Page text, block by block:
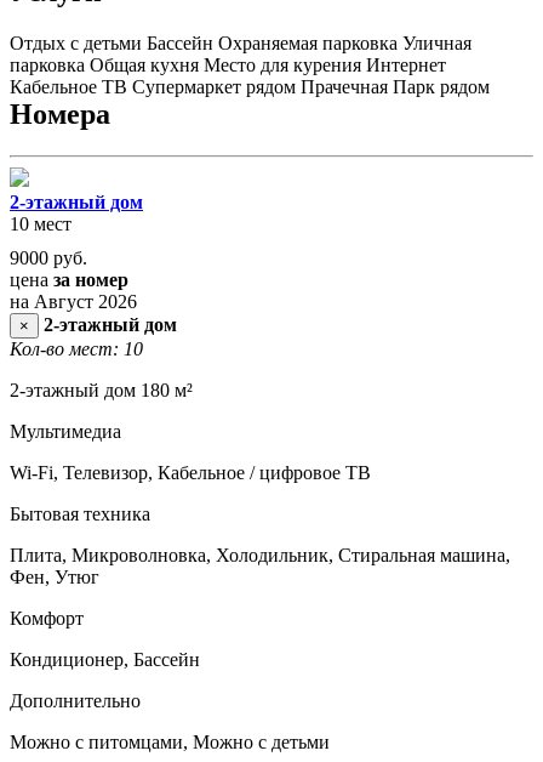
Отдых с детьми Бассейн Охраняемая парковка Уличная
парковка Общая кухня Место для курения Интернет
Кабельное ТВ Супермаркет рядом Прачечная Парк рядом
Номера
2-этажный дом
10 мест
9000 руб.
цена за номер
на Август 2026
×
2-этажный дом
Кол-во мест: 10
2-этажный дом 180 м²
Мультимедиа
Wi-Fi, Телевизор, Кабельное / цифровое ТВ
Бытовая техника
Плита, Микроволновка, Холодильник, Стиральная машина,
Фен, Утюг
Комфорт
Кондиционер, Бассейн
Дополнительно
Можно с питомцами, Можно с детьми